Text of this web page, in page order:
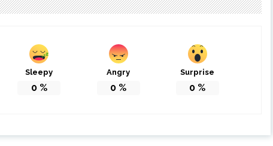
Sleepy
0%
Angry
0 %
Surprise
0 %